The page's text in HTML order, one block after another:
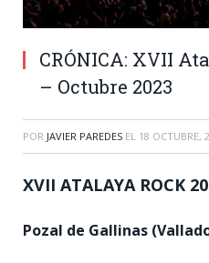
CRÓNICA: XVII
– Octubre 2023
POR JAVIER PAREDES EL 18 OCTUBRE,
XVII ATALAYA ROCK
Pozal de Gallinas